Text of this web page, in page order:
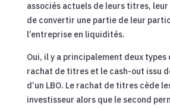
associés actuels de leurs titres,
de convertir une partie de leur
l’entreprise en liquidités.
Oui, il y a principalement deux types
rachat de titres et le cash-out issu
d’un LBO. Le rachat de titres cède
investisseur alors que le second